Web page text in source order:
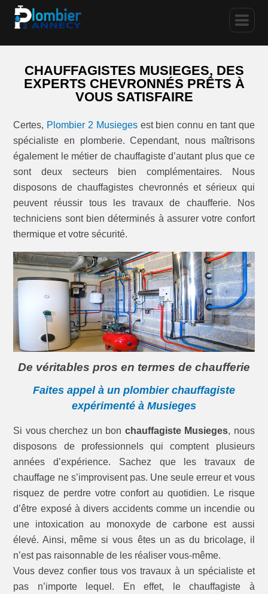
CHAUFFAGISTES MUSIEGES, DES
EXPERTS CHEVRONNÉS PRÊTS À
VOUS SATISFAIRE
Certes, Plombier 2 Musiegesest bien connu en tant que
spécialiste en plomberie. Cependant, nous maîtrisons
également le métier de chauffagiste d’autant plus que ce
sont deux secteurs bien complémentaires. Nous
disposons de chauffagistes chevronnés et sérieux qui
peuvent réussir tous les travaux de chaufferie. Nos
techniciens sont bien déterminés à assurer votre confort
thermique et votre sécurité.
De véritables pros en termes de chaufferie
Faites appel à un plombier chauffagiste
expérimenté à Musieges
Si vous cherchez un bon chauffagiste Musieges, nous
disposons de professionnels qui comptent plusieurs
années d’expérience. Sachez que les travaux de
chauffage ne s’improvisent pas. Une seule erreur et vous
risquez de perdre votre confort au quotidien. Le risque
d’être exposé à divers accidents comme un incendie ou
une intoxication au monoxyde de carbone est aussi
élevé. Ainsi, même si vous êtes un as du bricolage, il
n’est pas raisonnable de les réaliser vous-même.
Vous devez confier tous vos travaux à un spécialiste et
pas n’importe lequel. En effet, le chauffagiste à